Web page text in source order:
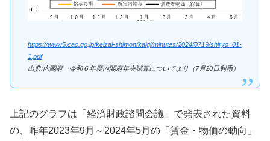
https://www5.cao.go.jp/keizai-shimon/kaigi/minutes/2024/0719/shiryo_01-
1.pdf
出典:内閣府 令和６年度内閣府年央試算についてより（7月20日利用）
上記のグラフは「経済財政諮問会議」で発表された資料
の、昨年2023年9月～2024年5月の「賃金・物価の動向」